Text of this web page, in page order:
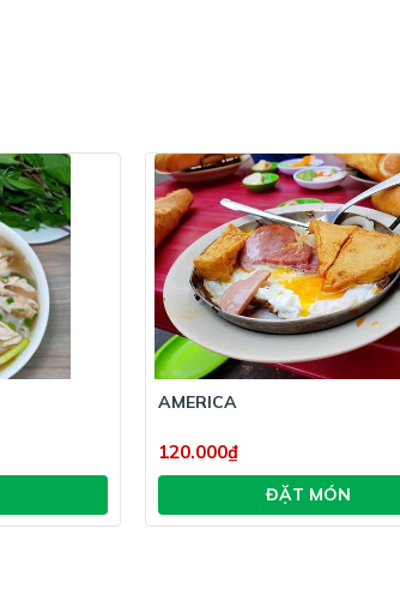
dần, Phở trở thành nét đặc
Nội, Phở góp phần quảng
AMERICA
120.000₫
ĐẶT MÓN